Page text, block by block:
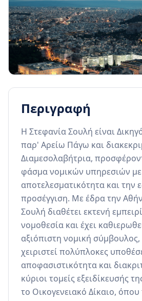
Περιγραφή
Η Στεφανία Σουλή είναι
παρ' Αρείω Πάγω και
Διαμεσολαβήτρια,
φάσμα νομικών υπηρεσιών
αποτελεσματικότητα και την
προσέγγιση. Με έδρα την
Σουλή διαθέτει εκτενή
νομοθεσία και έχει
αξιόπιστη νομική
χειριστεί πολύπλοκες
αποφασιστικότητα και
κύριοι τομείς εξειδίκευσής
το Οικογενειακό Δίκαιο, όπου